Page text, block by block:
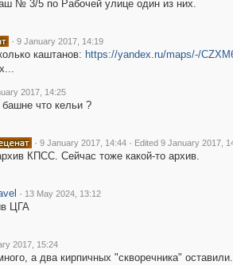
№ 3/5 по Рабочей улице один из них.
· 9 January 2017, 14:19
каштанов: https://yandex.ru/maps/-/
2017, 14:25
что кельи ?
· 9 January 2017, 14:44 · Edited 9 January 2017,
КПСС. Сейчас тоже какой-то архив.
· 13 May 2024, 13:12
ЦГА
2017, 15:24
а два кирпичных "скворечника" оставили.